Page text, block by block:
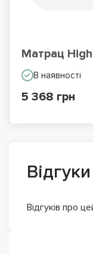
Матрац
В наявності
5 368 грн
Відгуків про